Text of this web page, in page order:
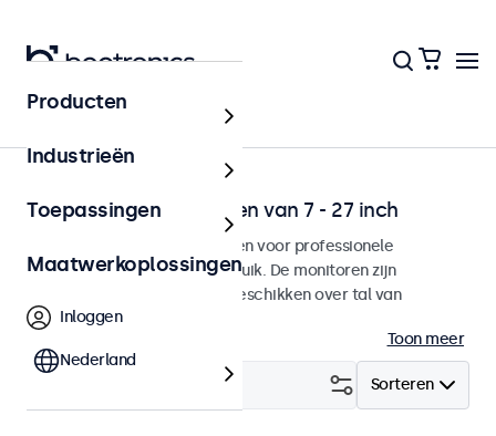
Home
Professionele monitoren van 7 - 27 inch
Onze monitoren zijn ontworpen voor professionele
toepassingen en continu gebruik. De monitoren zijn
eenvoudig te integreren en beschikken over tal van
configuratiemogelijkheden.
Toon meer
Sorteren
Producten
Industrieën
Toepassingen
Maatwerkoplossingen
Inloggen
Nederland